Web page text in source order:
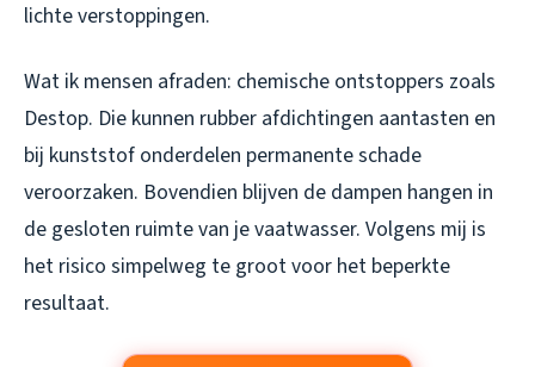
lichte verstoppingen.
Wat ik mensen afraden: chemische ontstoppers zoals
Destop. Die kunnen rubber afdichtingen aantasten en
bij kunststof onderdelen permanente schade
veroorzaken. Bovendien blijven de dampen hangen in
de gesloten ruimte van je vaatwasser. Volgens mij is
het risico simpelweg te groot voor het beperkte
resultaat.